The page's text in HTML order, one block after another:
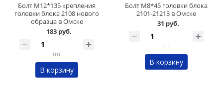
Болт М12*135 крепления
головки блока 2108 нового
образца в Омске
183 руб.
шт
В корзину
Болт М8*45 головки блока
2101-21213 в Омске
31 руб.
шт
В корзину